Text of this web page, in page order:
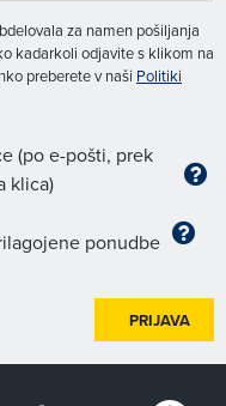
za namen pošiljanja
kadarkoli odjavite s klikom na
preberete v naši Politiki
(po e-pošti, prek
klica)
ponudbe
PRIJAVA